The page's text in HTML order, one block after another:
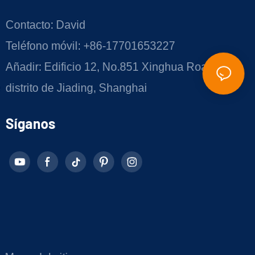
Contacto: David
Teléfono móvil: +86-17701653227
Añadir: Edificio 12, No.851 Xinghua Road,
distrito de Jiading, Shanghai
Síganos